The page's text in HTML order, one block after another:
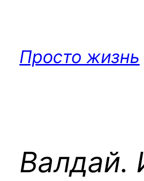
Просто жизнь
Валдай.